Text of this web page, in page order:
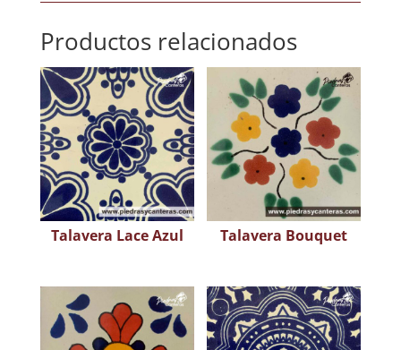
Productos relacionados
Talavera Lace Azul Talavera Bouquet